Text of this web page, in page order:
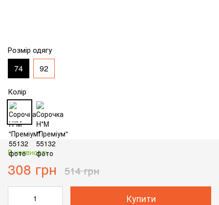
Розмір одягу
74 92
Колір
В наявності
308 грн 514 грн
Купити